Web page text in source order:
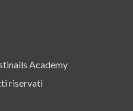
Academy
riservati